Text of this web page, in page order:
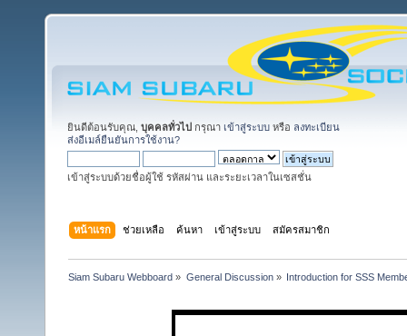
ยินดีต้อนรับคุณ, บุคคลทั่วไป กรุณา เข้าสู่ระบบ หรือ ลงทะเบียน
ส่งอีเมล์ยืนยันการใช้งาน?
เข้าสู่ระบบด้วยชื่อผู้ใช้ รหัสผ่าน และระยะเวลาในเซสชั่น
หน้าแรก ช่วยเหลือ ค้นหา เข้าสู่ระบบ สมัครสมาชิก
Siam Subaru Webboard » General Discussion» Introduction for SSS